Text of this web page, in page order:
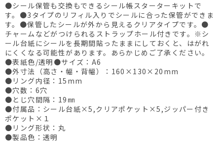
●シール保管も交換もできるシール帳スターターキットで
す。●3タイプのリフィル入りでシールに合った保管ができま
す。●保管したシールが外から見えるクリアタイプです。●
チャームなどがつけられるストラップホール付きです。※シ
ール台紙にシールを長期間貼ったままにしておくと、はがれ
にくくなる可能性があります。あらかじめご了承ください。
●表紙色/透明●サイズ：A6
●外寸法（高さ・幅・背幅）：160×130×20mm
●リング内径：15mm
●穴数：6穴
●とじ穴間隔：19㎜
●付属品：シール台紙×5,クリアポケット×5,ジッパー付き
ポケット×１
●リング形状：丸
●製品色：透明